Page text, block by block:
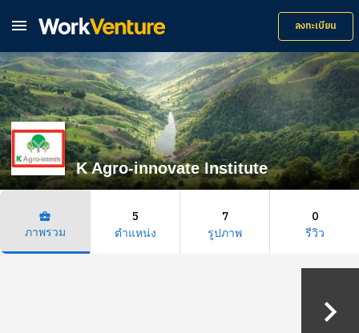
 ลงทะเบียน
K Agro-innovate Institute
business_center
ภาพรวม
5
ตำแหน่ง
7
รูปภาพ
0
รีวิว
keyboard_arrow_right